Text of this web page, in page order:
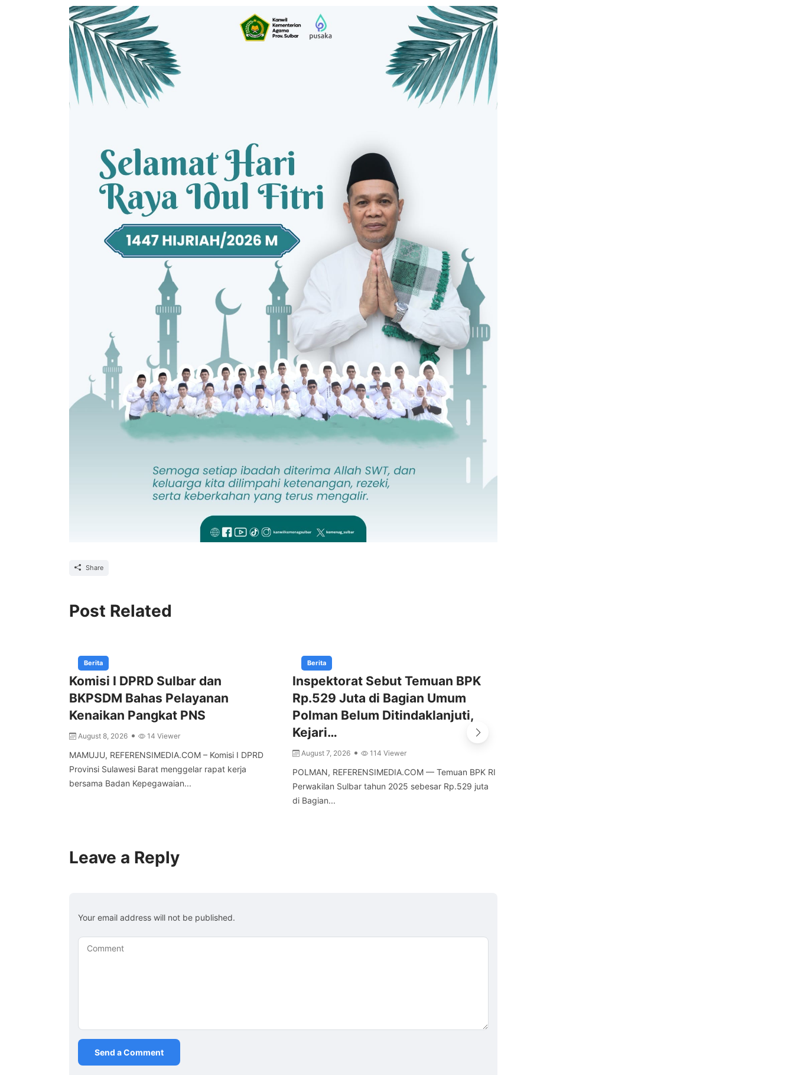
Share
Post Related
Berita
Komisi I DPRD Sulbar dan
BKPSDM Bahas Pelayanan
Kenaikan Pangkat PNS
August 8, 2026 14 Viewer
MAMUJU, REFERENSIMEDIA.COM – Komisi I DPRD
Provinsi Sulawesi Barat menggelar rapat kerja
bersama Badan Kepegawaian...
Berita
Inspektorat Sebut Temuan BPK
Rp.529 Juta di Bagian Umum
Polman Belum Ditindaklanjuti,
Kejari…
August 7, 2026 114 Viewer
POLMAN, REFERENSIMEDIA.COM — Temuan BPK RI
Perwakilan Sulbar tahun 2025 sebesar Rp.529 juta
di Bagian...
Leave a Reply
Your email address will not be published.
Comment